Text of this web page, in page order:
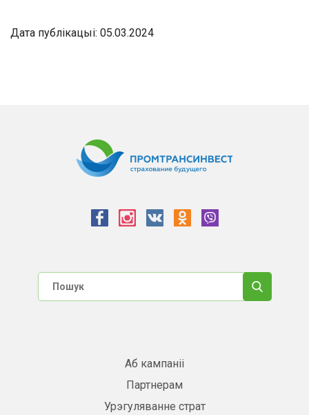
Дата публікацыі: 05.03.2024
Аб кампаніі
Партнерам
Урэгуляванне страт